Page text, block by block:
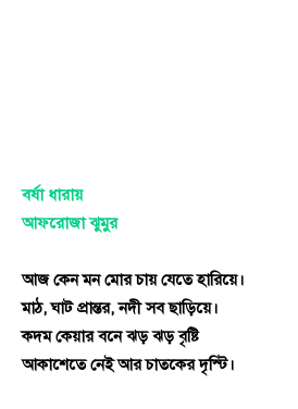
বর্ষা ধারায়
আফরোজা ঝুমুর
আজ কেন মন মোর চায় যেতে হারিয়ে।
মাঠ, ঘাট প্রান্তর, নদী সব ছাড়িয়ে।
কদম কেয়ার বনে ঝড় ঝড় বৃষ্টি
আকাশেতে নেই আর চাতকের দৃস্টি।